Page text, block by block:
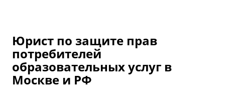
Юрист по защите прав
потребителей
образовательных услуг в
Москве и РФ